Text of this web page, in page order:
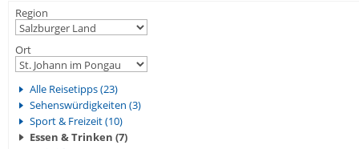
Region
Ort
Alle Reisetipps (23)
Sehenswürdigkeiten (3)
Sport & Freizeit (10)
Essen & Trinken (7)